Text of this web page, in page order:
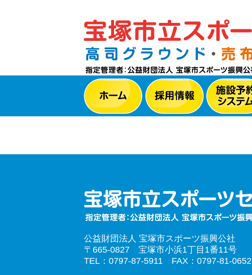
公益財団法人 宝塚市スポーツ振興公社
〒665-0827 宝塚市小浜1丁目1番11号
TEL：0797-87-5911 FAX：0797-81-0652